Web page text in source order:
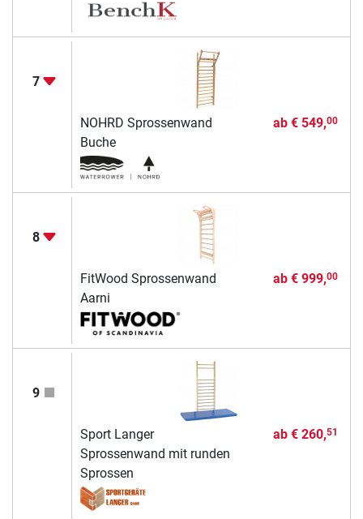
7
NOHRD Sprossenwand
Buche
ab € 549,00
8
FitWood Sprossenwand
Aarni
ab € 999,00
9
Sport Langer
Sprossenwand mit runden
Sprossen
ab € 260,51